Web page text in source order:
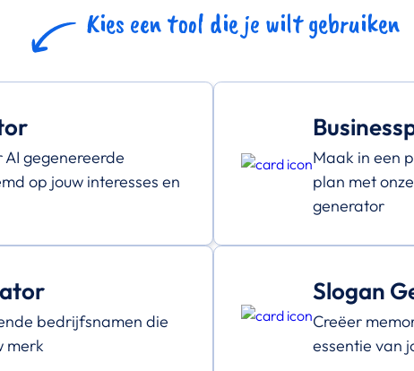
Kies een tool die je wilt gebruiken
gegenereerde
op jouw interesses en
Maak in een
plan met
generator
bedrijfsnamen die
merk
Slogan
Creëer
essentie van